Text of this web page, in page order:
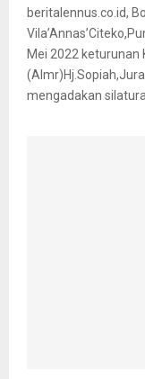
beritalennus.co.id,
Mei 2022 keturunan
mengadakan